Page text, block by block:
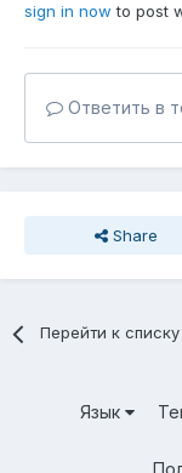
sign in now to post
Ответить в
Share
Перейти к
Язык